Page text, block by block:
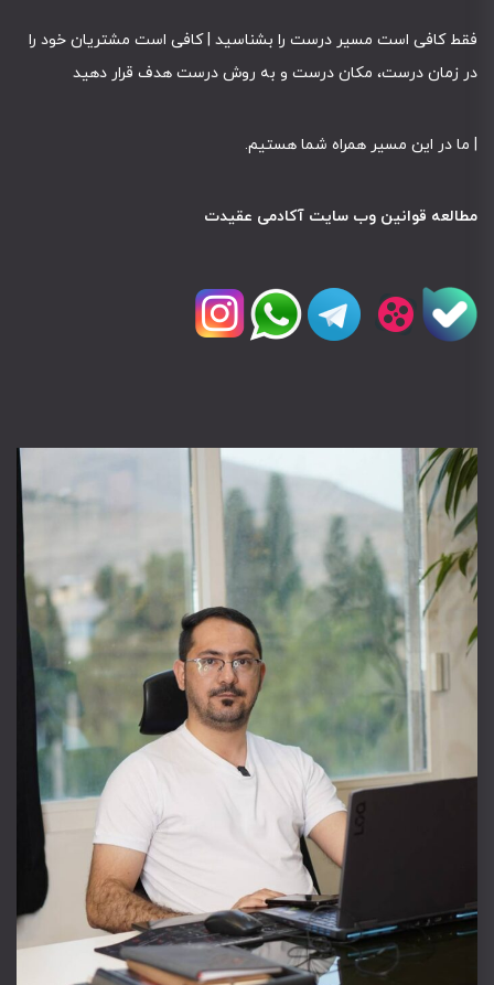
فقط کافی است مسیر درست را بشناسید | کافی است مشتریان خود را
در زمان درست، مکان درست و به روش درست هدف قرار دهید
| ما در این مسیر همراه شما هستیم.
مطالعه قوانین وب سایت آکادمی عقیدت